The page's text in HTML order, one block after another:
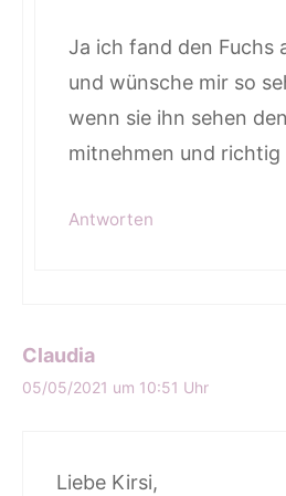
Ja ich fand den Fuchs
und wünsche mir so
wenn sie ihn sehen
mitnehmen und richtig
Antworten
Claudia
05/05/2021 um 10:51 Uhr
Liebe Kirsi,